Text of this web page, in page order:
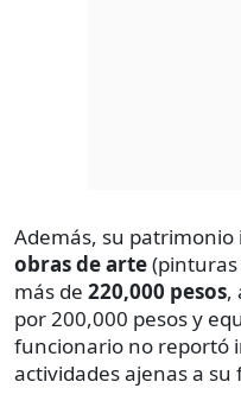
Además, su patrimonio
obras de arte(pinturas
más de 220,000 pesos,
por 200,000 pesos y
funcionario no reportó
actividades ajenas a